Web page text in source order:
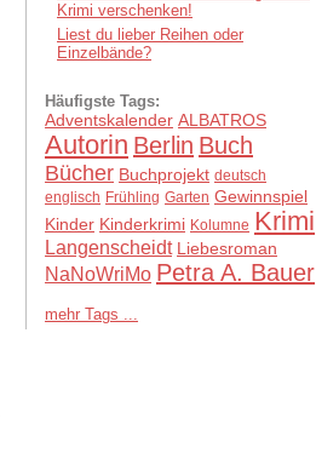
Krimi verschenken!
Liest du lieber Reihen oder
Einzelbände?
Häufigste Tags:
Adventskalender ALBATROS
Autorin Berlin Buch
Bücher Buchprojekt deutsch
englisch Frühling Garten Gewinnspiel
Kinder Kinderkrimi Kolumne Krimi
Langenscheidt Liebesroman
NaNoWriMo Petra A. Bauer
mehr Tags ...